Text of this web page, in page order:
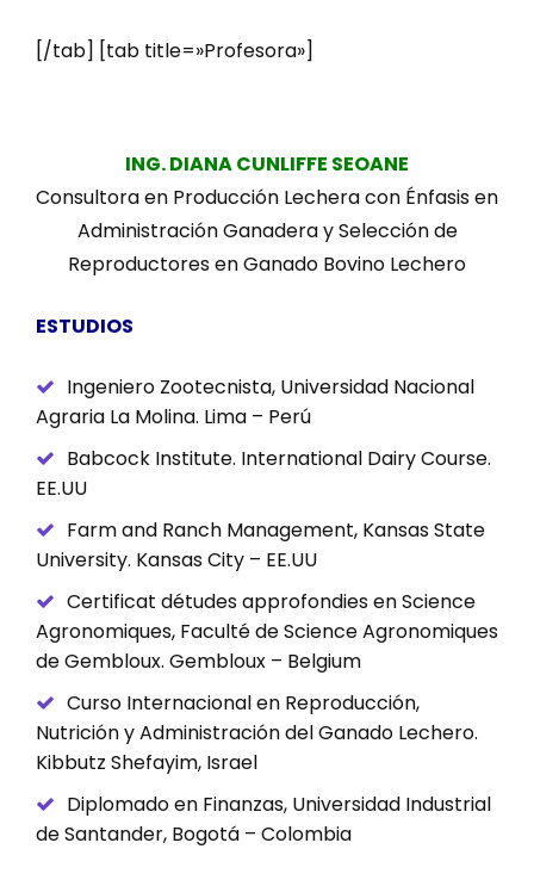
[/tab] [tab title=»Profesora»]
ING. DIANA CUNLIFFE SEOANE
Consultora en Producción Lechera con Énfasis en
Administración Ganadera y Selección de
Reproductores en Ganado Bovino Lechero
ESTUDIOS
Ingeniero Zootecnista, Universidad Nacional
Agraria La Molina. Lima – Perú
Babcock Institute. International Dairy Course.
EE.UU
Farm and Ranch Management, Kansas State
University. Kansas City – EE.UU
Certificat détudes approfondies en Science
Agronomiques, Faculté de Science Agronomiques
de Gembloux. Gembloux – Belgium
Curso Internacional en Reproducción,
Nutrición y Administración del Ganado Lechero.
Kibbutz Shefayim, Israel
Diplomado en Finanzas, Universidad Industrial
de Santander, Bogotá – Colombia